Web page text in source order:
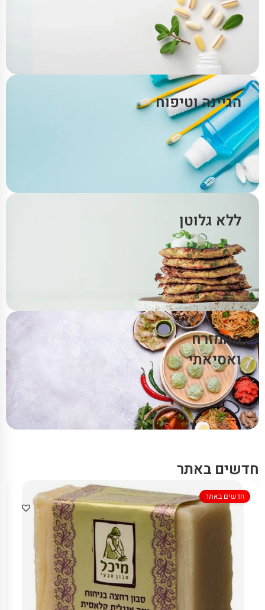
הגיינה וטיפוח
ללא גלוטן
מהמזרח
ואסיאתי
חדשים באתר
חדשים באתר